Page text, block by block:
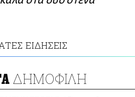
ΕΙΔΗΣΕΙΣ
ΔΗΜΟΦΙΛΗ